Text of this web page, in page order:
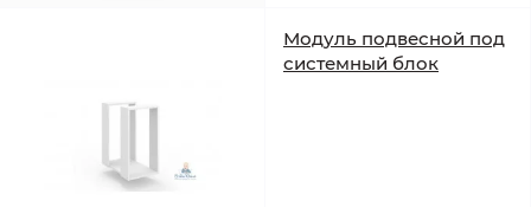
Модуль подвесной под
системный блок